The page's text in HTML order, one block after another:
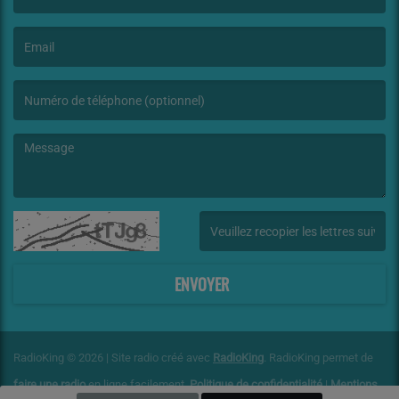
ENVOYER
RadioKing © 2026 | Site radio créé avec RadioKing. RadioKing permet de
faire une radioen ligne facilement.Politique de confidentialité|Mentions